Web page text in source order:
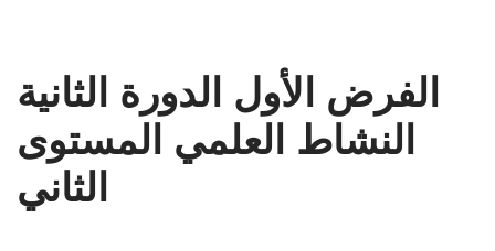
الفرض الأول الدورة الثانية
النشاط العلمي المستوى
الثاني